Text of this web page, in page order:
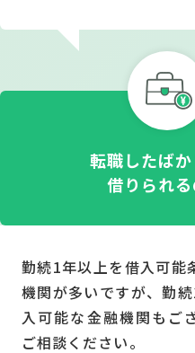
転職したば
借りられる
勤続1年以上を借入可能
機関が多いですが、勤
入可能な金融機関もご
ご相談ください。